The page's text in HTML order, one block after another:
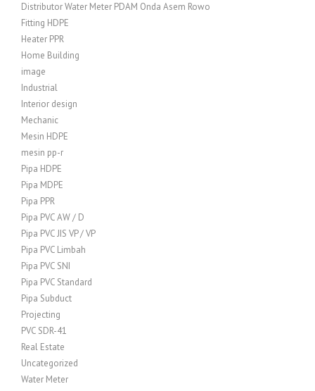
Distributor Water Meter PDAM Onda Asem Rowo
Fitting HDPE
Heater PPR
Home Building
image
Industrial
Interior design
Mechanic
Mesin HDPE
mesin pp-r
Pipa HDPE
Pipa MDPE
Pipa PPR
Pipa PVC AW / D
Pipa PVC JIS VP / VP
Pipa PVC Limbah
Pipa PVC SNI
Pipa PVC Standard
Pipa Subduct
Projecting
PVC SDR-41
Real Estate
Uncategorized
Water Meter